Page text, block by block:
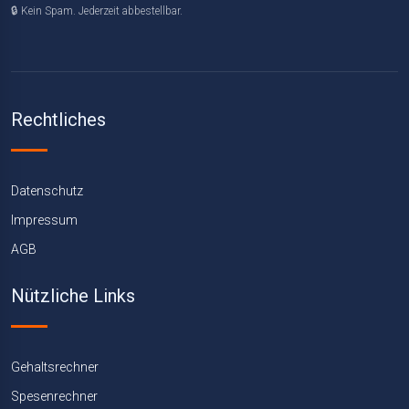
🔒 Kein Spam. Jederzeit abbestellbar.
Rechtliches
Datenschutz
Impressum
AGB
Nützliche Links
Gehaltsrechner
Spesenrechner